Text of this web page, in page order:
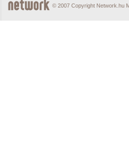
© 2007 Copyright Network.hu